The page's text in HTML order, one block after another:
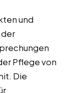
und
Pflege von
Die